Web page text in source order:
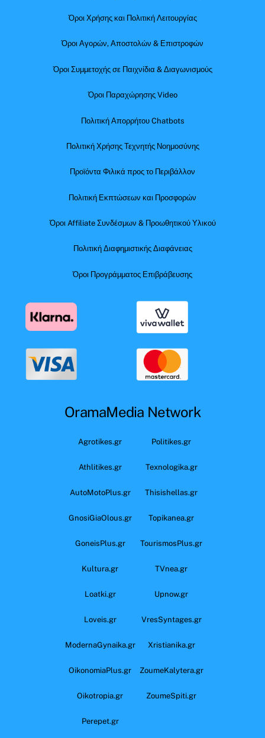
Όροι Χρήσης και Πολιτική Λειτουργίας
Όροι Αγορών, Αποστολών & Επιστροφών
Όροι Συμμετοχής σε Παιχνίδια & Διαγωνισμούς
Όροι Παραχώρησης Video
Πολιτική Απορρήτου Chatbots
Πολιτική Χρήσης Τεχνητής Νοημοσύνης
Προϊόντα Φιλικά προς το Περιβάλλον
Πολιτική Εκπτώσεων και Προσφορών
Όροι Affiliate Συνδέσμων & Προωθητικού Υλικού
Πολιτική Διαφημιστικής Διαφάνειας
Όροι Προγράμματος Επιβράβευσης
OramaMedia Network
Agrotikes.gr Politikes.gr
Athlitikes.gr Texnologika.gr
AutoMotoPlus.gr Thisishellas.gr
GnosiGiaOlous.gr Topikanea.gr
GoneisPlus.gr TourismosPlus.gr
Kultura.gr TVnea.gr
Loatki.gr Upnow.gr
Loveis.gr VresSyntages.gr
ModernaGynaika.gr Xristianika.gr
OikonomiaPlus.gr ZoumeKalytera.gr
Oikotropia.gr ZoumeSpiti.gr
Perepet.gr